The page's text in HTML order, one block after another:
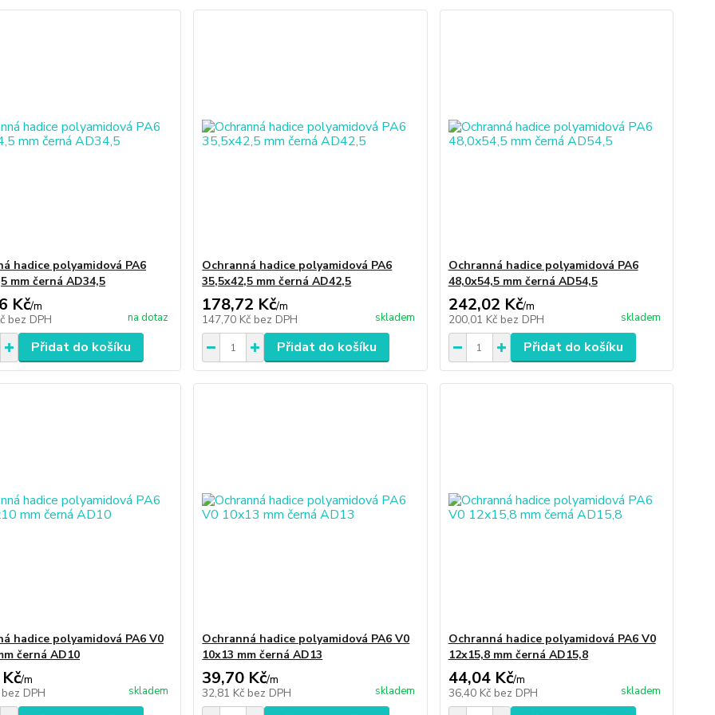
hadice polyamidová PA6
mm černá AD34,5
Kč/m
bez DPH na dotaz
Přidat do košíku
Ochranná hadice polyamidová PA6
35,5x42,5 mm černá AD42,5
178,72 Kč/m
147,70 Kč bez DPH skladem
Přidat do košíku
Ochranná hadice polyamidová PA6
48,0x54,5 mm černá AD54,5
242,02 Kč/m
200,01 Kč bez DPH skladem
Přidat do košíku
hadice polyamidová PA6 V0
černá AD10
/m
bez DPH skladem
Ochranná hadice polyamidová PA6 V0
10x13 mm černá AD13
39,70 Kč/m
32,81 Kč bez DPH skladem
Ochranná hadice polyamidová PA6 V0
12x15,8 mm černá AD15,8
44,04 Kč/m
36,40 Kč bez DPH skladem